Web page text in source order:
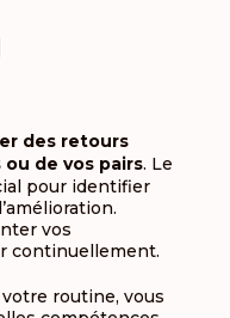
des retours
de vos pairs. Le
pour identifier
vos
continuellement.
routine, vous